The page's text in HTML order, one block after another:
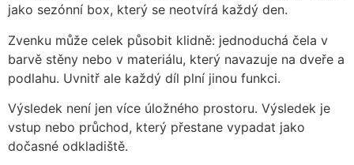
jako sezónní box, který se neotvírá každý den.
Zvenku může celek působit klidně: jednoduchá čela v
barvě stěny nebo v materiálu, který navazuje na dveře a
podlahu. Uvnitř ale každý díl plní jinou funkci.
Výsledek není jen více úložného prostoru. Výsledek je
vstup nebo průchod, který přestane vypadat jako
dočasné odkladiště.